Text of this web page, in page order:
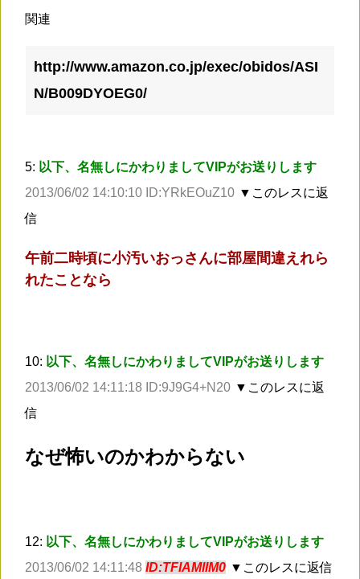
関連
http://www.amazon.co.jp/exec/obidos/ASI
N/B009DYOEG0/
5: 以下、名無しにかわりましてVIPがお送りします
2013/06/02 14:10:10 ID:YRkEOuZ10 ▼このレスに返
信
午前二時頃に小汚いおっさんに部屋間違えれら
れたことなら
10: 以下、名無しにかわりましてVIPがお送りします
2013/06/02 14:11:18 ID:9J9G4+N20 ▼このレスに返
信
なぜ怖いのかわからない
12: 以下、名無しにかわりましてVIPがお送りします
2013/06/02 14:11:48 ID:TFlAMlIM0 ▼このレスに返信